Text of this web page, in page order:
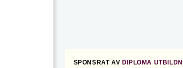
SPONSRAT AV DIPLOMA